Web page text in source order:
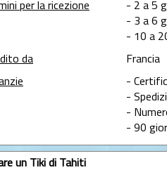
per la ricezione
- 2 a 5
- 3 a 6
- 10 a
da
Francia
-
-
-
- 90
un Tiki di Tahiti